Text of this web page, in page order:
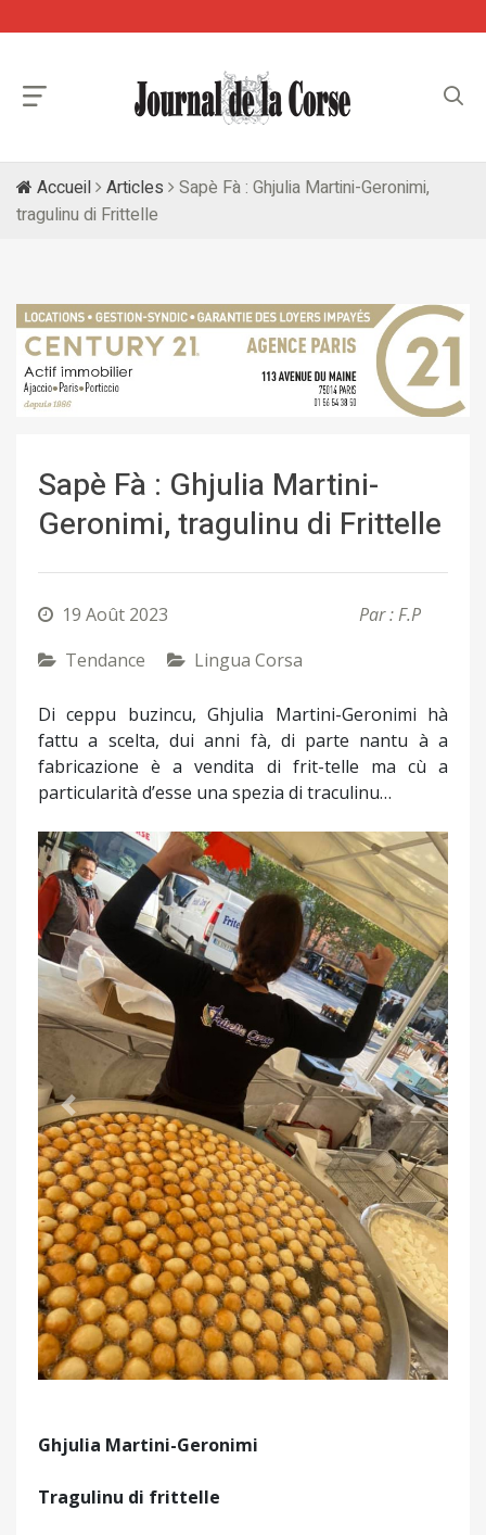
Accueil Articles
Sapè Fà : Ghjulia Martini-Geronimi,
tragulinu di Frittelle
Sapè Fà : Ghjulia Martini-
Geronimi, tragulinu di Frittelle
19 Août 2023
Par : F.P
Tendance
Lingua Corsa
Di ceppu buzincu, Ghjulia Martini-Geronimi hà
fattu a scelta, dui anni fà, di parte nantu à a
fabricazione è a vendita di frit-telle ma cù a
particularità d’esse una spezia di traculinu…
Précédent Suivant
Ghjulia Martini-Geronimi
Tragulinu di frittelle